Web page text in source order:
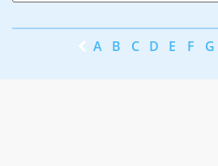
A B C D E F G